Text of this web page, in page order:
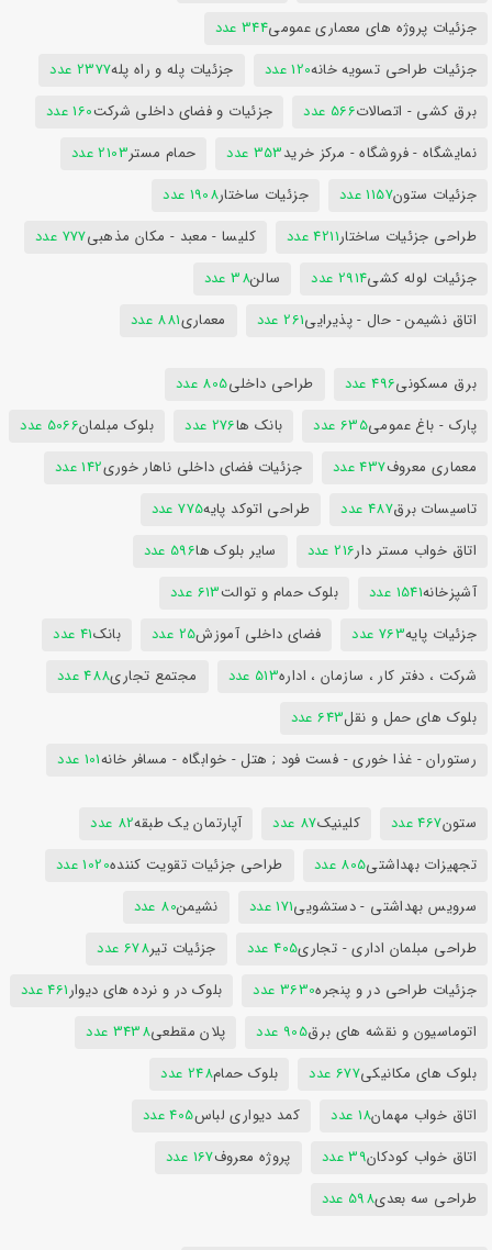
جزئیات پروژه های معماری عمومی344 عدد
جزئیات طراحی تسویه خانه120 عدد جزئیات پله و راه پله2377 عدد
برق کشی - اتصالات566 عدد جزئیات و فضای داخلی شرکت160 عدد
نمایشگاه - فروشگاه - مرکز خرید353 عدد حمام مستر2103 عدد
جزئیات ستون1157 عدد جزئیات ساختار1908 عدد
طراحی جزئیات ساختار4211 عدد کلیسا - معبد - مکان مذهبی777 عدد
جزئیات لوله کشی2914 عدد سالن38 عدد
اتاق نشیمن - حال - پذیرایی261 عدد معماری881 عدد
برق مسکونی496 عدد طراحی داخلی805 عدد
پارک - باغ عمومی635 عدد بانک ها276 عدد بلوک مبلمان5066 عدد
معماری معروف437 عدد جزئیات فضای داخلی ناهار خوری142 عدد
تاسیسات برق487 عدد طراحی اتوکد پایه775 عدد
اتاق خواب مستر دار216 عدد سایر بلوک ها596 عدد
آشپزخانه1541 عدد بلوک حمام و توالت613 عدد
جزئیات پایه763 عدد فضای داخلی آموزش25 عدد بانک41 عدد
شرکت ، دفتر کار ، سازمان ، اداره513 عدد مجتمع تجاری488 عدد
بلوک های حمل و نقل643 عدد
رستوران - غذا خوری - فست فود ; هتل - خوابگاه - مسافر خانه101 عدد
ستون467 عدد کلینیک87 عدد آپارتمان یک طبقه82 عدد
تجهیزات بهداشتی805 عدد طراحی جزئیات تقویت کننده1020 عدد
سرویس بهداشتی - دستشویی171 عدد نشیمن80 عدد
طراحی مبلمان اداری - تجاری405 عدد جزئیات تیر678 عدد
جزئیات طراحی در و پنجره3630 عدد بلوک در و نرده های دیوار461 عدد
اتوماسیون و نقشه های برق905 عدد پلان مقطعی3438 عدد
بلوک های مکانیکی677 عدد بلوک حمام248 عدد
اتاق خواب مهمان18 عدد کمد دیواری لباس405 عدد
اتاق خواب کودکان39 عدد پروژه معروف167 عدد
طراحی سه بعدی598 عدد